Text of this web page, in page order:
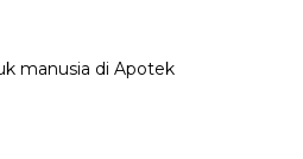
manusia di Apotek